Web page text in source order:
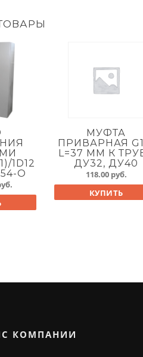
1D12
O
МУФТА
ПРИВАРНАЯ
L=37 ММ К
ДУ32, ДУ40
118.00 руб.
КУПИТЬ
КОМПАНИИ